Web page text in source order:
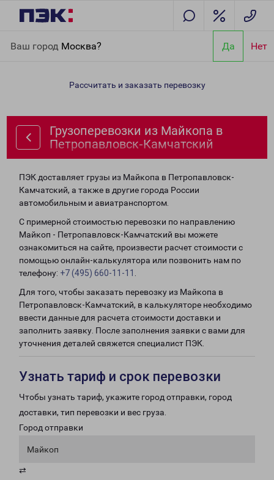
Ваш город Москва? Да Нет
Петропавловск-Камчатский
Рассчитать и заказать перевозку
Грузоперевозки из Майкопа в
Петропавловск-Камчатский
ПЭК доставляет грузы из Майкопа в Петропавловск-
Камчатский, а также в другие города России
автомобильным и авиатранспортом.
С примерной стоимостью перевозки по направлению
Майкоп - Петропавловск-Камчатский вы можете
ознакомиться на сайте, произвести расчет стоимости с
помощью онлайн-калькулятора или позвонить нам по
телефону: +7 (495) 660-11-11
Для того, чтобы заказать перевозку из Майкопа в
Петропавловск-Камчатский, в калькуляторе необходимо
ввести данные для расчета стоимости доставки и
заполнить заявку. После заполнения заявки с вами для
уточнения деталей свяжется специалист ПЭК.
Узнать тариф и срок перевозки
Чтобы узнать тариф, укажите город отправки, город
доставки, тип перевозки и вес груза.
Город отправки
Майкоп
⇄